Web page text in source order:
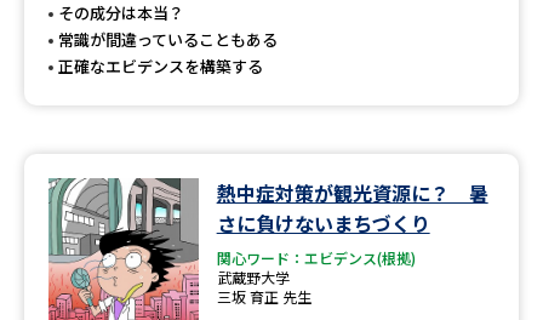
志望校・出願校を調べる
先輩が入学を決めた理由 テレメール全国一斉進学調査
新生活お役立ちガイド
その成分は本当？
常識が間違っていることもある
正確なエビデンスを構築する
熱中症対策が観光資源に？ 暑
さに負けないまちづくり
関心ワード：エビデンス(根拠)
武蔵野大学
三坂 育正 先生